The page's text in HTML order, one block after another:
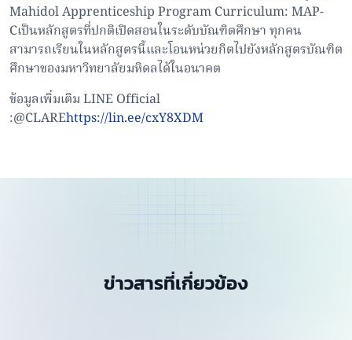
Mahidol Apprenticeship Program Curriculum: MAP-
Cเป็นหลักสูตรที่ปกติเปิดสอนในระดับบัณฑิตศึกษา ทุกคน
สามารถเรียนในหลักสูตรนี้และโอนหน่วยกิตไปยังหลักสูตรบัณฑิต
ศึกษาของมหาวิทยาลัยมหิดลได้ในอนาคต
ข้อมูลเพิ่มเติม LINE Official
:@CLAREhttps://lin.ee/cxY8XDM
ข่าวสารที่เกี่ยวข้อง